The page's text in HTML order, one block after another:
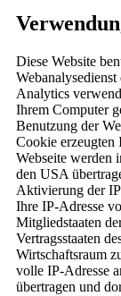
Diese Website
Analytics
Ihrem Computer
Benutzung der
Cookie erzeugten
Webseite werden
den USA
Aktivierung der
Ihre IP-Adresse
Mitgliedstaaten
Vertragsstaaten
Wirtschaftsraum
volle IP-Adresse
übertragen und